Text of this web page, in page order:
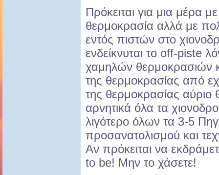
Πρόκειται για μια μέρα
θερμοκρασία αλλά με
εντός πιστών στο
ενδείκνυται το off-piste
χαμηλών θερμοκρασιών
της θερμοκρασίας από
της θερμοκρασίας
αρνητικά όλα τα
λιγότερο όλων τα 3-5
προσανατολισμού και
Αν πρόκειται να
to be! Μην το χάσετε!